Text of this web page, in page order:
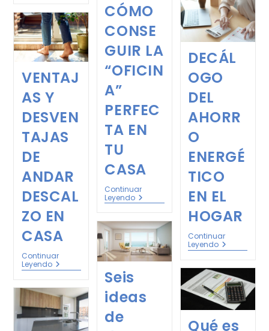
CÓMO
CONSE
GUIR LA
“OFICIN
A”
PERFEC
TA EN
TU
CASA
Continuar
Leyendo
DECÁL
OGO
DEL
AHORR
O
ENERGÉ
TICO
EN EL
HOGAR
Continuar
Leyendo
VENTAJ
AS Y
DESVEN
TAJAS
DE
ANDAR
DESCAL
ZO EN
CASA
Continuar
Leyendo
Seis
ideas
de
Qué es